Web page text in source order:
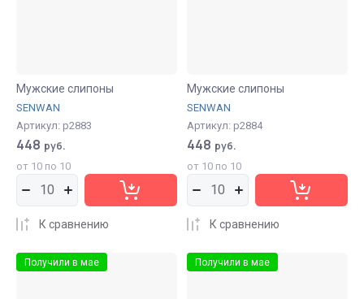
Мужские слипоны
SENWAN
Артикул: р2883
448 руб.
от 10 по 10
К сравнению
Мужские слипоны
SENWAN
Артикул: р2884
448 руб.
от 10 по 10
К сравнению
Получили в мае Получили в мае